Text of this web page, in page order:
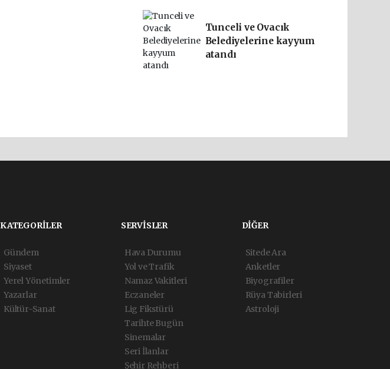
Tunceli ve Ovacık
Belediyelerine kayyum
atandı
KATEGORİLER
Gündem
Siyaset
Yerel Yönetimler
Yazarlar
Kültür-Sanat
SERVİSLER
Hava Durumu
Yol ve Trafik
Namaz Vakitleri
Eczaneler
Lig Fikstürü
Tarihte Bugün
Sinemalar
Seri İlanlar
Şehir Rehberi
DİĞER
Sitede Ara
Anketler
Biyografiler
Rüya Tabirleri
Astroloji